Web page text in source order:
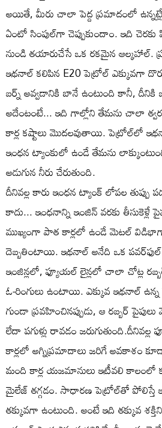
అయితే, మీరు చాలా పెద్ద ప్రమాదంలో
ఏంటో సింపుల్‌గా చెప్పుకుందాం. ఇది
నుండి తయారుచేసే ఒక రకమైన ఆల్కహాల్.
ఇథనాల్ కలిపిన E20 పెట్రోల్ ఎక్కువగా
బర్న్ అవ్వడానికి బానే ఉంటుంది కానీ, దీనికి
అదేంటంటే... ఇది గాల్లోని తేమను చాలా
కార్ల కష్టాలు మొదలవుతాయి. పెట్రోల్‌లో
ఇంధన ట్యాంకులో ఉండే తేమను
అడుగున నీరు చేరుతుంది.
దీనివల్ల కారు ఇంధన ట్యాంక్ లోపల తుప్పు
కాదు... ఇంధనాన్ని ఇంజిన్ వరకు
ముఖ్యంగా పాత కార్లలో ఉండే మెటల్
దెబ్బతింటాయి. ఇథనాల్ అనేది ఒక
ఇంజిన్లలో, ఫ్యూయల్ లైన్లలో చాలా చోట్ల రబ్బర్
ఓ-రింగులు ఉంటాయి. ఎక్కువ ఇథనాల్
గుండా ప్రవహించినప్పుడు, ఆ రబ్బర్
లేదా పగుళ్లు రావడం
కార్లలో అగ్నిప్రమాదాలు జరిగే అవకాశం
మంది కార్ల యజమానులు ఇటీవలి కాలంలో
మైలేజ్ తగ్గడం. సాధారణ పెట్రోల్‌తో పోలిస్తే
తక్కువగా ఉంటుంది. అంటే ఇది తక్కువ